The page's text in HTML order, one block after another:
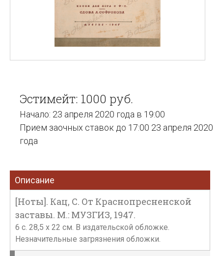
Эстимейт: 1000 руб.
Начало: 23 апреля 2020 года в 19:00
Прием заочных ставок до 17:00 23 апреля 2020
года
Описание
[Ноты]. Кац, С. От Краснопресненской
заставы. М.: МУЗГИЗ, 1947.
6 с. 28,5 х 22 см. В издательской обложке.
Незначительные загрязнения обложки.